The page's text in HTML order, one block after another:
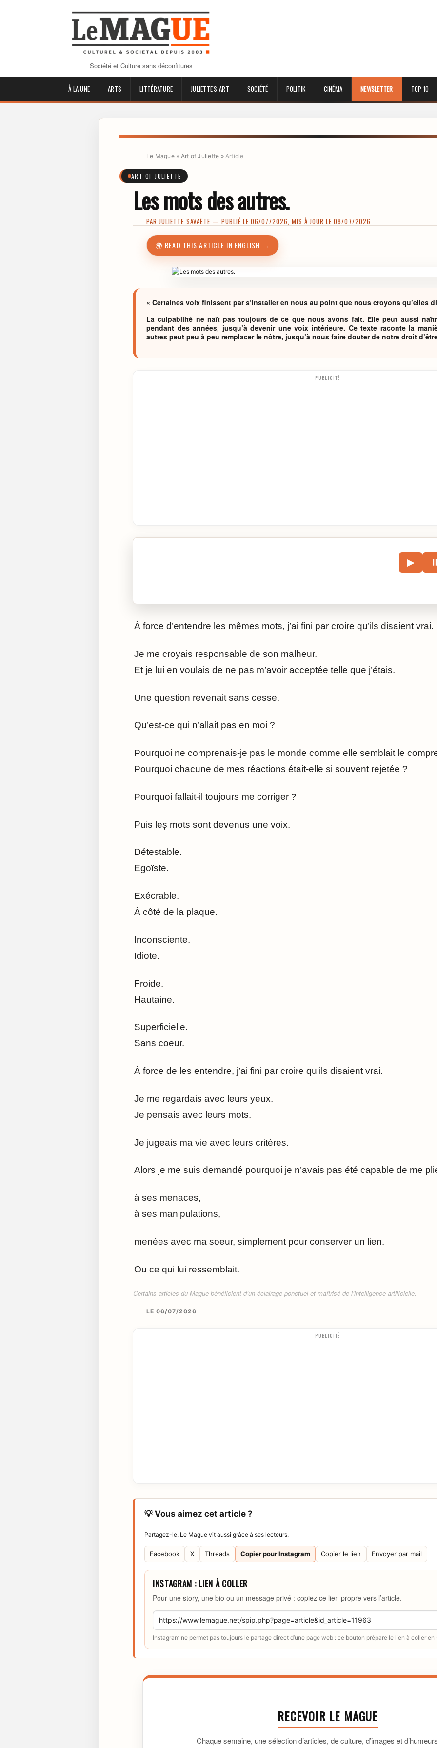
Société et Culture sans déconfitures
À LA UNE ARTS LITTÉRATURE JULIETTE'S ART SOCIÉTÉ POLITIK CINÉMA NEWSLETTER TOP 10
Le Mague» Art of Juliette » Article
ART OF JULIETTE
Les mots des autres.
PARJULIETTE SAVAËTE — PUBLIÉ LE 06/07/2026, MIS À JOUR LE 08/07/2026
🌍 READ THIS ARTICLE IN ENGLISH →
« Certaines voix finissent par s’installer en nous au point que nous croyons qu’elles
La culpabilité ne naît pas toujours de ce que nous avons fait. Elle peut aussi
pendant des années, jusqu’à devenir une voix intérieure. Ce texte raconte la
autres peut peu à peu remplacer le nôtre, jusqu’à nous faire douter de notre droit
PUBLICITÉ
▶ ⏸
À force d’entendre les mêmes mots, j’ai fini par croire qu’ils disaient vrai.
Je me croyais responsable de son malheur.
Et je lui en voulais de ne pas m’avoir acceptée telle que j’étais.
Une question revenait sans cesse.
Qu’est-ce qui n’allait pas en moi ?
Pourquoi ne comprenais-je pas le monde comme elle semblait le
Pourquoi chacune de mes réactions était-elle si souvent rejetée ?
Pourquoi fallait-il toujours me corriger ?
Puis leș mots sont devenus une voix.
Détestable.
Egoïste.
Exécrable.
À côté de la plaque.
Inconsciente.
Idiote.
Froide.
Hautaine.
Superficielle.
Sans coeur.
À force de les entendre, j’ai fini par croire qu’ils disaient vrai.
Je me regardais avec leurs yeux.
Je pensais avec leurs mots.
Je jugeais ma vie avec leurs critères.
Alors je me suis demandé pourquoi je n’avais pas été capable de me
à ses menaces,
à ses manipulations,
menées avec ma soeur, simplement pour conserver un lien.
Ou ce qui lui ressemblait.
Certains articles du Mague bénéficient d’un éclairage ponctuel et maîtrisé de l’intelligence artificielle.
LE 06/07/2026
PUBLICITÉ
💡 Vous aimez cet article ?
Partagez-le. Le Mague vit aussi grâce à ses lecteurs.
Facebook X Threads Copier pour Instagram Copier le lien Envoyer par mail
INSTAGRAM : LIEN À COLLER
Pour une story, une bio ou un message privé : copiez ce lien propre vers l’article.
Instagram ne permet pas toujours le partage direct d’une page web : ce bouton prépare le lien à coller en
RECEVOIR LE MAGUE
Chaque semaine, une sélection d’articles, de culture, d’images et